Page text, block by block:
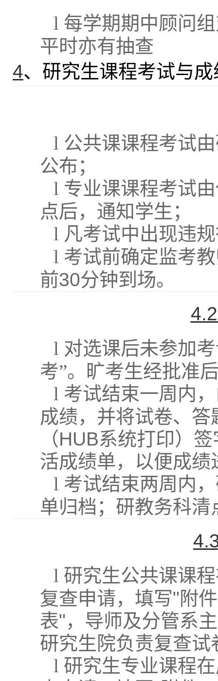
l 每学期期中顾问
平时亦有抽查
4、研究生课程考试与
l 公共课课程考试
公布；
l 专业课课程考试
点后，通知学生；
l 凡考试中出现违
l 考试前确定监考
前30分钟到场。
l 对选课后未参加
考”。旷考生经批准
l 考试结束一周内
成绩，并将试卷、
（HUB系统打印）
活成绩单，以便成
l 考试结束两周内
单归档；研教务科
l 研究生公共课课
复查申请，填写"附件
表"，导师及分管系
研究生院负责复查试
l 研究生专业课程